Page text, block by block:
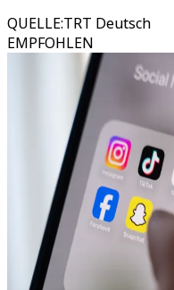
QUELLE:TRT Deutsch
EMPFOHLEN